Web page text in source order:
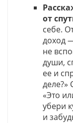
от
себе.
доход
не
души,
ее и
деле?»
«Это
убери
и